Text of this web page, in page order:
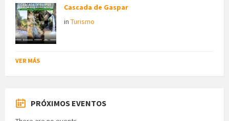
Cascada de Gaspar
in Turismo
VER MÁS
PRÓXIMOS EVENTOS